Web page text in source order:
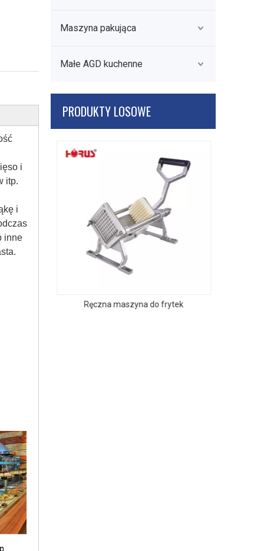
i
itp.
i
inne
Maszyna pakująca
Małe AGD kuchenne
PRODUKTY LOSOWE
Ręczna maszyna do frytek